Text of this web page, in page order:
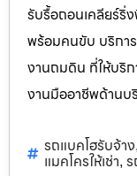
รับรื้อถอนเคลียร์ริ่
พร้อมคนขับ บริกา
งานถมดิน ที่ให้บริ
งานมืออาชีพด้านบ
รถแบคโฮรับจ้าง,
แมคโครให้เช่า,